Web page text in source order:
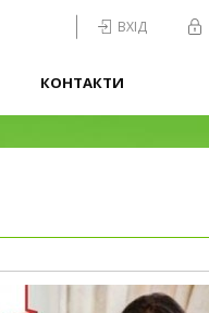
ВХІД
КОНТАКТИ